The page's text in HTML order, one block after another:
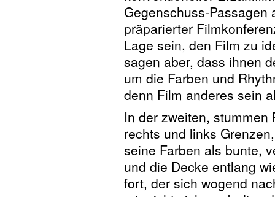
Gegenschuss-
präparierter
Lage sein, den Film zu
sagen aber, dass ihnen
um die Farben und
denn Film anderes sein
In der zweiten,
rechts und links
seine Farben als bunte,
und die Decke entlang
fort, der sich wogend